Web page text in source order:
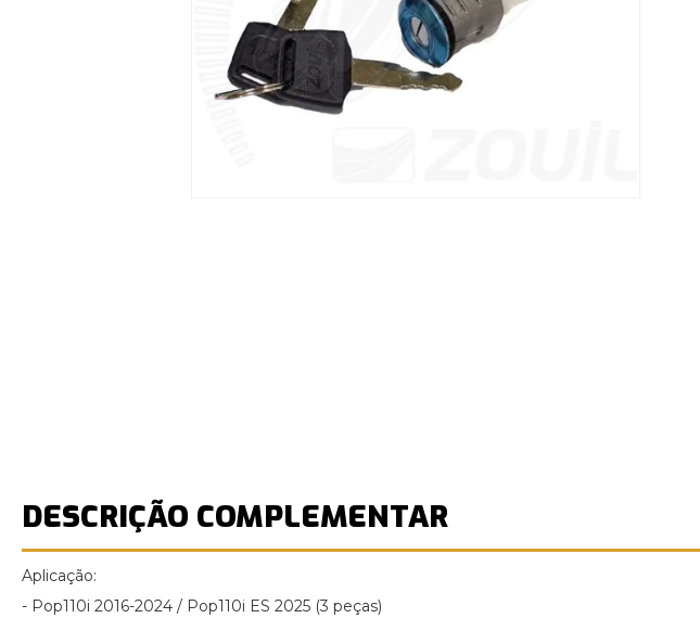
DESCRIÇÃO COMPLEMENTAR
Aplicação:
- Pop110i 2016-2024 / Pop110i ES 2025 (3 peças)